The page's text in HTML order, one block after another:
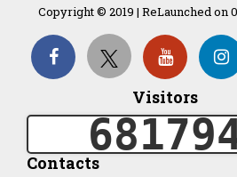
Organization Structure
ખેડુત માર્ગદર્શિકા
Accreditation Certificate
Copyright © 2019 | ReLaunched on
Visitors
Contacts